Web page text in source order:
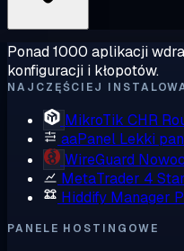
Ponad 1000 aplikacji
konfiguracji i kłopotów.
NAJCZĘŚCIEJ
MikroTik CHR
aaPanel Lekki
WireGuard
MetaTrader 4
Hiddify Manager
PANELE HOSTINGOWE